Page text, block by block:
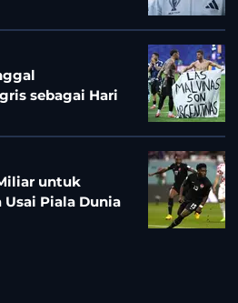
sebagai Hari
untuk
Piala Dunia